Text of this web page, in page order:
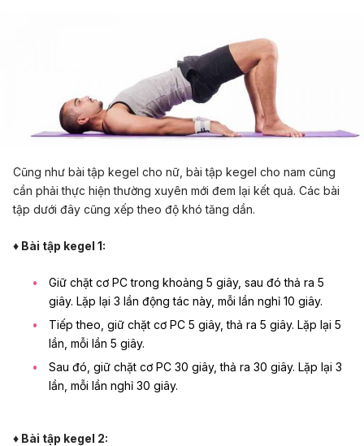
Cũng như bài tập kegel cho nữ, bài tập kegel cho nam cũng
cần phải thực hiện thường xuyên mới đem lại kết quả. Các bài
tập dưới đây cũng xếp theo độ khó tăng dần.
♦ Bài tập kegel 1:
Giữ chặt cơ PC trong khoảng 5 giây, sau đó thả ra 5
giây. Lặp lại 3 lần động tác này, mỗi lần nghỉ 10 giây.
Tiếp theo, giữ chặt cơ PC 5 giây, thả ra 5 giây. Lặp lại 5
lần, mỗi lần 5 giây.
Sau đó, giữ chặt cơ PC 30 giây, thả ra 30 giây. Lặp lại 3
lần, mỗi lần nghỉ 30 giây.
♦ Bài tập kegel 2: